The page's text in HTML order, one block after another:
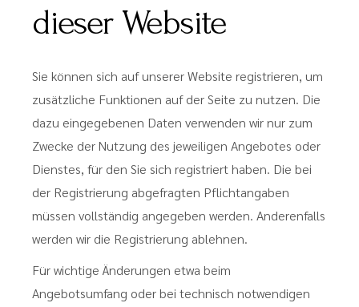
dieser Website
Sie können sich auf unserer Website registrieren, um
zusätzliche Funktionen auf der Seite zu nutzen. Die
dazu eingegebenen Daten verwenden wir nur zum
Zwecke der Nutzung des jeweiligen Angebotes oder
Dienstes, für den Sie sich registriert haben. Die bei
der Registrierung abgefragten Pflichtangaben
müssen vollständig angegeben werden. Anderenfalls
werden wir die Registrierung ablehnen.
Für wichtige Änderungen etwa beim
Angebotsumfang oder bei technisch notwendigen